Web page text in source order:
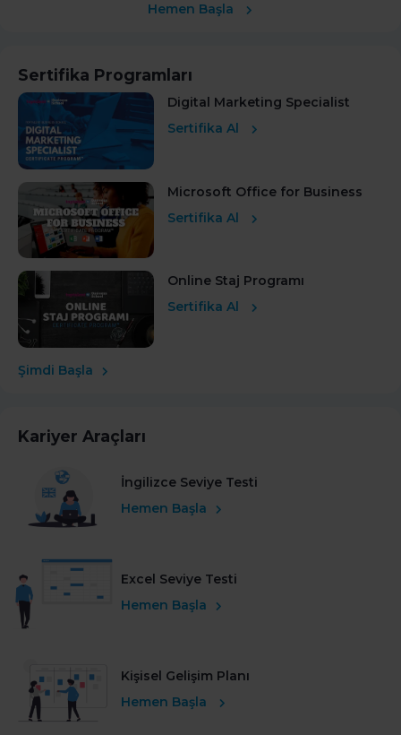
Hemen Başla
Sertifika Programları
Digital Marketing Specialist
Sertifika Al
Microsoft Office for Business
Sertifika Al
Online Staj Programı
Sertifika Al
Şimdi Başla
Kariyer Araçları
İngilizce Seviye Testi
Hemen Başla
Excel Seviye Testi
Hemen Başla
Kişisel Gelişim Planı
Hemen Başla